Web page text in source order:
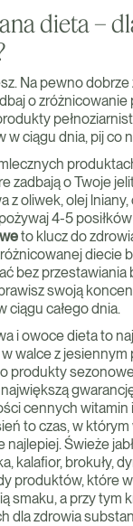
dieta –
Na pewno dobrze
o
w ciągu dnia, pij co
zadbają o Twoje
z oliwek, olej
4-5
to klucz do
diecie
bez przestawiania
swoją
ciągu całego dnia.
i owoce dieta to
walce z jesiennym
produkty
cennych witamin
to czas, w
najlepiej. Świeże
kalafior, brokuły,
produktów, które
smaku, a przy tym
dla zdrowia